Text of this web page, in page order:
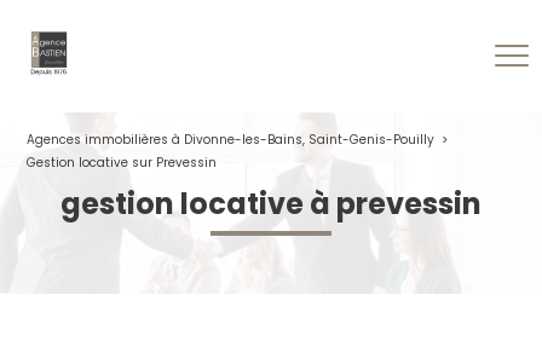
Agences immobilières à Divonne-les-Bains, Saint-Genis-Pouilly
Gestion locative sur Prevessin
gestion locative à prevessin